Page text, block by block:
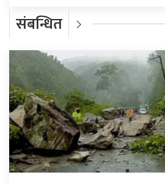
संबन्धित